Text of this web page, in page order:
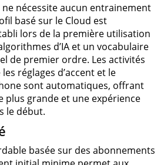
nécessite aucun entrainement
basé sur le Cloud est
lors de la première utilisation
d’IA et un vocabulaire
de premier ordre. Les activités
réglages d’accent et le
sont automatiques, offrant
plus grande et une expérience
le début.
basée sur des abonnements